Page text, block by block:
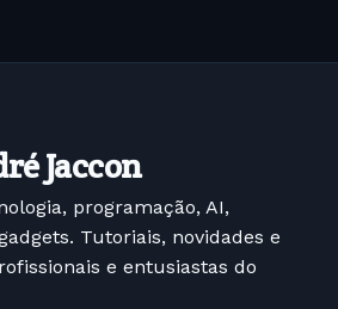
Jaccon
programação, AI,
Tutoriais, novidades e
e entusiastas do